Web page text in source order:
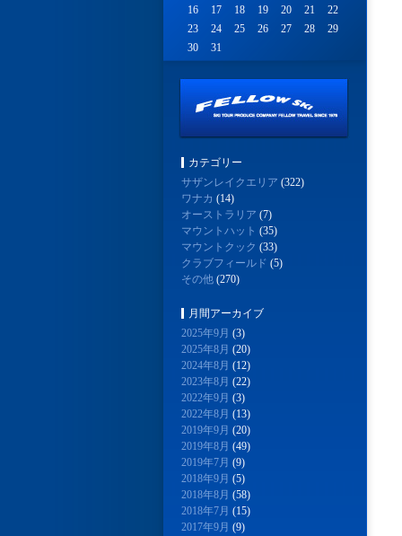
16
17 18 19 20 21
22
23
24 25 26 27 28
29
30
31
カテゴリー
サザンレイクエリア (322)
ワナカ (14)
オーストラリア (7)
マウントハット (35)
マウントクック (33)
クラブフィールド (5)
その他 (270)
月間アーカイブ
2025年9月 (3)
2025年8月 (20)
2024年8月 (12)
2023年8月 (22)
2022年9月 (3)
2022年8月 (13)
2019年9月 (20)
2019年8月 (49)
2019年7月 (9)
2018年9月 (5)
2018年8月 (58)
2018年7月 (15)
2017年9月 (9)